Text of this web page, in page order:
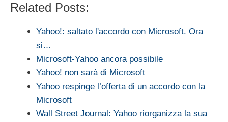
Related Posts:
Yahoo!: saltato l'accordo con Microsoft. Ora
si…
Microsoft-Yahoo ancora possibile
Yahoo! non sarà di Microsoft
Yahoo respinge l’offerta di un accordo con la
Microsoft
Wall Street Journal: Yahoo riorganizza la sua